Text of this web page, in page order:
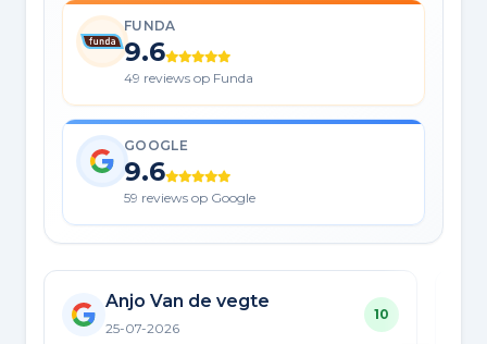
FUNDA
9.6
49 reviews op Funda
GOOGLE
9.6
59 reviews op Google
Anjo Van de vegte
25-07-2026
10